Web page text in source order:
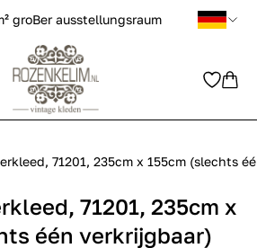
groBer ausstellungsraum
71201, 235cm x 155cm (slechts
71201, 235cm x
één verkrijgbaar)